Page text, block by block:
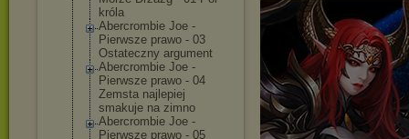
króla
Abercrombie Joe -
Pierwsze prawo - 03
Ostateczny argument
Abercrombie Joe -
Pierwsze prawo - 04
Zemsta najlepiej
smakuje na zimno
Abercrombie Joe -
Pierwsze prawo - 05